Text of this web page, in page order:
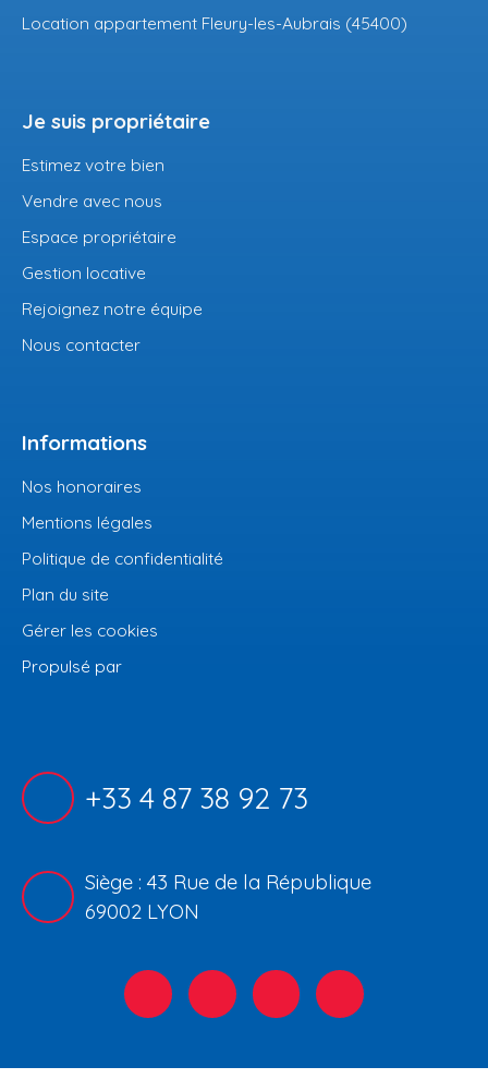
Location appartement Fleury-les-Aubrais (45400)
Je suis propriétaire
Estimez votre bien
Vendre avec nous
Espace propriétaire
Gestion locative
Rejoignez notre équipe
Nous contacter
Informations
Nos honoraires
Mentions légales
Politique de confidentialité
Plan du site
Gérer les cookies
Propulsé par
+33 4 87 38 92 73
Siège : 43 Rue de la République
69002 LYON